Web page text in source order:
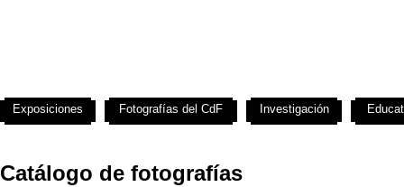
Catálogo de fotografías
Exposiciones Fotografías del CdF Investigación